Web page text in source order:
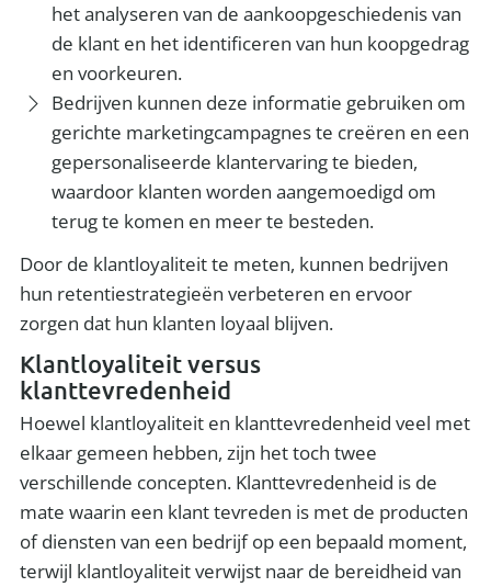
het analyseren van de aankoopgeschiedenis van
de klant en het identificeren van hun koopgedrag
en voorkeuren.
Bedrijven kunnen deze informatie gebruiken om
gerichte marketingcampagnes te creëren en een
gepersonaliseerde klantervaring te bieden,
waardoor klanten worden aangemoedigd om
terug te komen en meer te besteden.
Door de klantloyaliteit te meten, kunnen bedrijven
hun retentiestrategieën verbeteren en ervoor
zorgen dat hun klanten loyaal blijven.
Klantloyaliteit versus
klanttevredenheid
Hoewel klantloyaliteit en klanttevredenheid veel met
elkaar gemeen hebben, zijn het toch twee
verschillende concepten. Klanttevredenheid is de
mate waarin een klant tevreden is met de producten
of diensten van een bedrijf op een bepaald moment,
terwijl klantloyaliteit verwijst naar de bereidheid van